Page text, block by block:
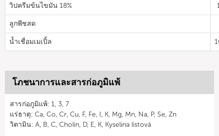
วิปครีมข้นไขมัน 18%
ลูกพีชสด
น้ำเชื่อมเมเปิ้ล
โภชนาการและสารก่อภูมิแพ้
สารก่อภูมิแพ้: 1, 3, 7
แร่ธาตุ: Ca, Co, Cr, Cu, F, Fe, I, K, Mg, Mn, Na, P, Se, Zn
วิตามิน: A, B, C, Cholin, D, E, K, Kyselina listová